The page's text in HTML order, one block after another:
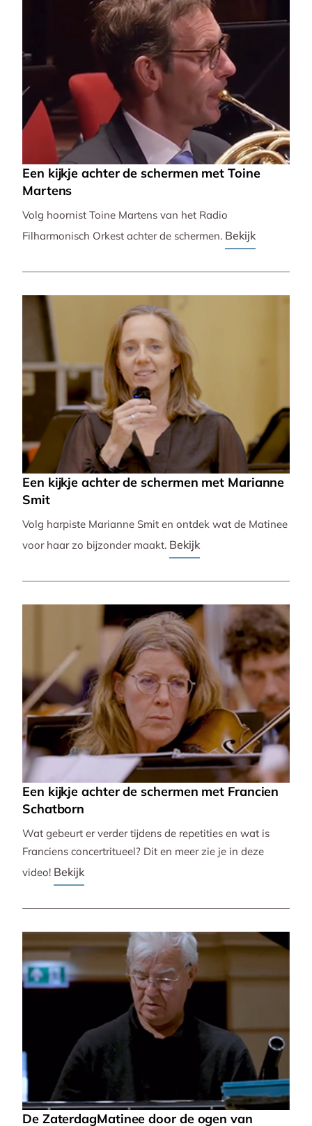
Een kijkje achter de schermen met Toine
Martens
Volg hoornist Toine Martens van het Radio
Filharmonisch Orkest achter de schermen. Bekijk
Een kijkje achter de schermen met Marianne
Smit
Volg harpiste Marianne Smit en ontdek wat de Matinee
voor haar zo bijzonder maakt. Bekijk
Een kijkje achter de schermen met Francien
Schatborn
Wat gebeurt er verder tijdens de repetities en wat is
Franciens concertritueel? Dit en meer zie je in deze
video! Bekijk
De ZaterdagMatinee door de ogen van